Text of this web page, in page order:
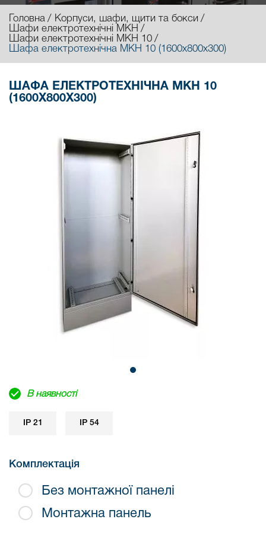
Головна
Корпуси, шафи, щити та бокси
Шафи електротехнічні МКН
Шафи електротехнічні МКН 10
Шафа електротехнічна МКН 10 (1600х800х300)
ШАФА ЕЛЕКТРОТЕХНІЧНА МКН 10
(1600Х800Х300)
В наявності
IP 21 IP 54
Комплектація
Без монтажної панелі
Монтажна панель